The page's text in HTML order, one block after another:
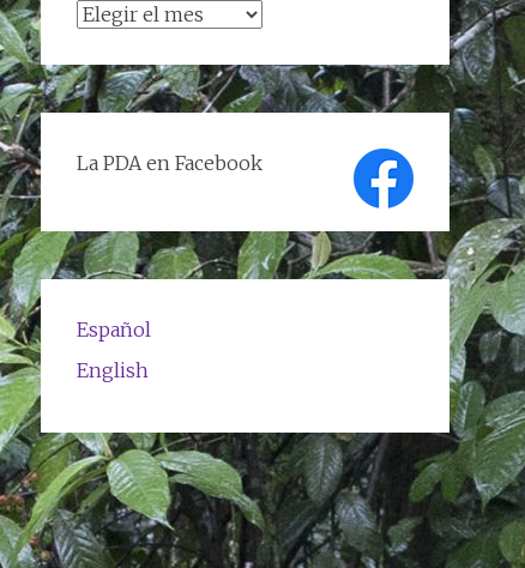
Archivo
textos
La PDA en Facebook
Español
English